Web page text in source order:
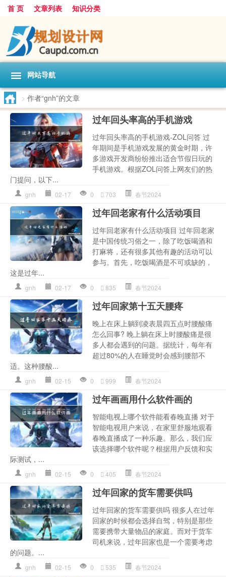
首 页 文章列表 知识分类
网站导航
> 作者“gnh”的文章
过年回头率高的手机游戏
过年回头率高的手机游戏-ZOL问答 过
年期间是手机游戏发展的黄金时期，许
多游戏开发商纷纷推出适合节假日玩的
手机游戏。根据ZOL问答上网友们的热
门提问，以下...
gnh 02-17 0 703 春节2024
过年回老家有什么活动项目
过年回老家有什么活动项目 过年回老家
是中国传统习俗之一，除了吃饭喝酒和
打麻将，还有很多其他有趣的活动可以
参与。首先，吃饭喝酒是不可或缺的，
这是过年...
gnh 02-17 0 835 春节2024
过年回家第十五天腰疼
晚上在床上躺到凌表晨四五点时腰酸痛
怎么回事? 晚上躺在床上时腰酸痛是很
多人都会遇到的问题。据统计，每年有
超过80%的人在睡觉时会感到腰部不
适。这种腰酸...
gnh 02-15 0 999 春节2024
过年画画用什么软件画的
智能电视上哪个软件能看春晚直播 对于
智能电视用户来说，在家里舒服地观看
春晚直播成了一种乐趣。那么，我们应
该选择哪个软件呢？根据用户反馈和实
际测试，...
gnh 02-15 0 405 春节2024
过年回家的货车需要供吗
过年回家的货车需要供吗 很多人在过年
回家的时候都会选择自驾，特别是那些
需要携带大量物品的家庭。而对于货车
司机来说，过年回家也是一个需要考虑
的问题。...
gnh 02-15 0 535 春节2024